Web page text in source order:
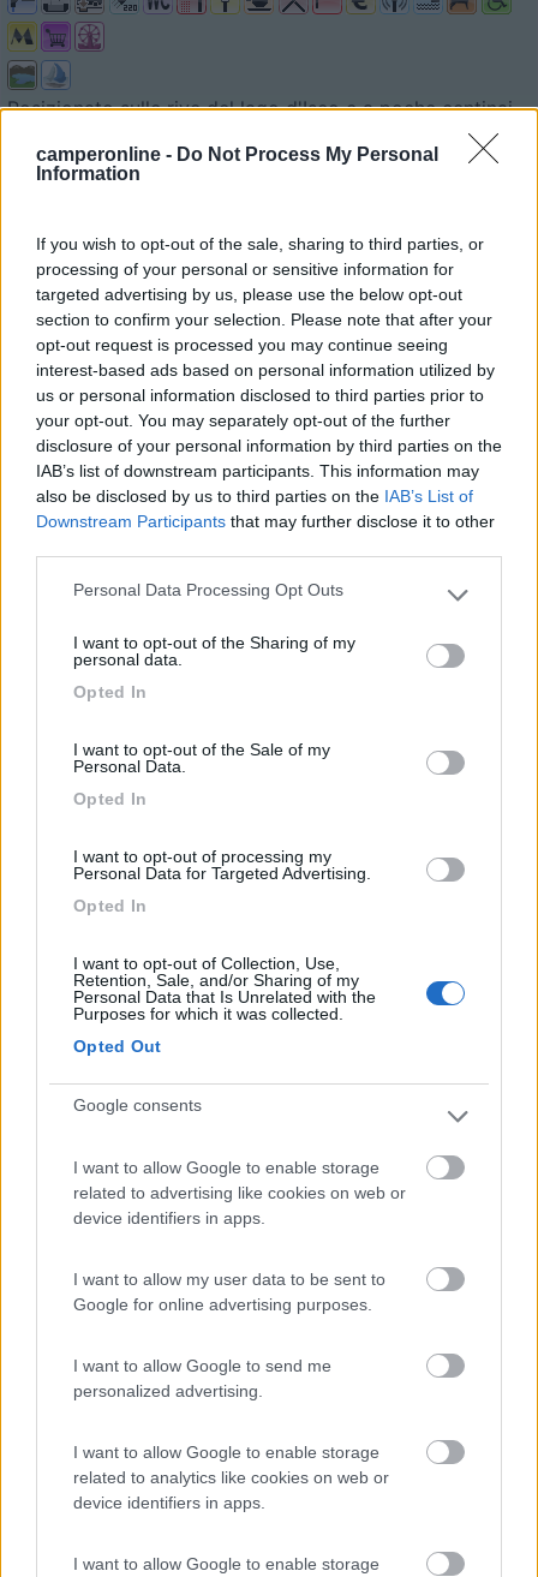
camperonline - Do Not Process My Personal
Information
If you wish to opt-out of the sale, sharing to third parties, or
processing of your personal or sensitive information for
targeted advertising by us, please use the below opt-out
section to confirm your selection. Please note that after your
opt-out request is processed you may continue seeing
interest-based ads based on personal information utilized by
us or personal information disclosed to third parties prior to
your opt-out. You may separately opt-out of the further
disclosure of your personal information by third parties on the
IAB’s list of downstream participants. This information may
also be disclosed by us to third parties on the IAB’s List of
Downstream Participants that may further disclose it to other
Please note that this website/app uses one or more Google
not limited to your visit or usage behaviour. You may click to
grant or deny consent to Google and its third-party tags to
use your data for below specified purposes in below Google
Personal Data Processing Opt Outs
I want to opt-out of the Sharing of my
personal data.
Opted In
I want to opt-out of the Sale of my
Personal Data.
Opted In
I want to opt-out of processing my
Personal Data for Targeted Advertising.
Opted In
I want to opt-out of Collection, Use,
Retention, Sale, and/or Sharing of my
Personal Data that Is Unrelated with the
Purposes for which it was collected.
Opted Out
Google consents
I want to allow Google to enable storage
related to advertising like cookies on web or
device identifiers in apps.
I want to allow my user data to be sent to
Google for online advertising purposes.
I want to allow Google to send me
personalized advertising.
I want to allow Google to enable storage
related to analytics like cookies on web or
device identifiers in apps.
I want to allow Google to enable storage
Posizionato sulle rive del lago d'Iseo e a poche centinai...
Via Colombera, 2
Camping Village Piani di Clodia
8,9 8
Servizi / Posizione
Complesso turistico dotato di bungalow, maxicaravan,
glam...
Lazise (VR) - 29.5km
Via Fossalta
Campeggio
Camping Park delle Rose
7,5 2
Servizi / Posizione
A circa 2 km da centro raggiungibile con sentiero
lungola...